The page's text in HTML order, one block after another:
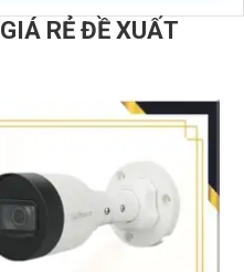
RẺ ĐỀ XUẤT